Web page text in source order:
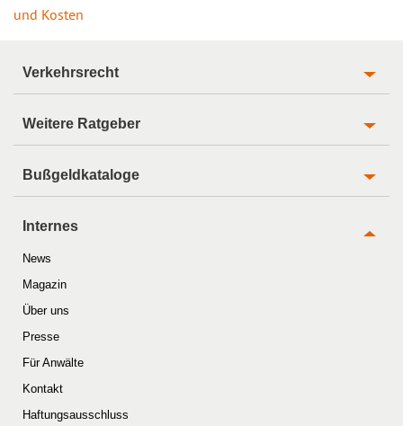
und Kosten
Verkehrsrecht
Weitere Ratgeber
Bußgeldkataloge
Internes
News
Magazin
Über uns
Presse
Für Anwälte
Kontakt
Haftungsausschluss